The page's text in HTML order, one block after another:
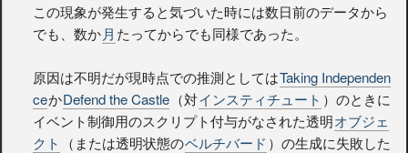
この現象が発生すると気づいた時には数日前のデータから
でも、数か月 たってからでも同様であった。
原因は不明だが現時点での推測としてはTaking Independen
ceかDefend the Castle （対インスティチュート ）のときに
イベント制御用のスクリプト付与がなされた透明オブジェ
クト
（または透明状態のベルチバード ）の生成に失敗した